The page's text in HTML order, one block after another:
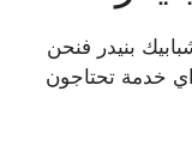
بنيدر فنحن
اي خدمة تحتاجون